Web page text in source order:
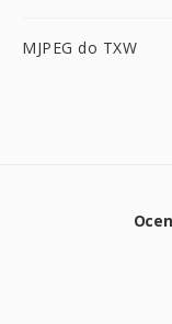
MJPEG do TXW